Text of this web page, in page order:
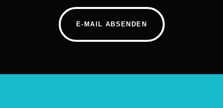
E-MAIL ABSENDEN